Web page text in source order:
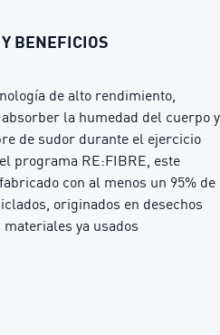
BENEFICIOS
de alto rendimiento,
la humedad del cuerpo y
de sudor durante el ejercicio
programa RE:FIBRE, este
con al menos un 95% de
originados en desechos
ya usados